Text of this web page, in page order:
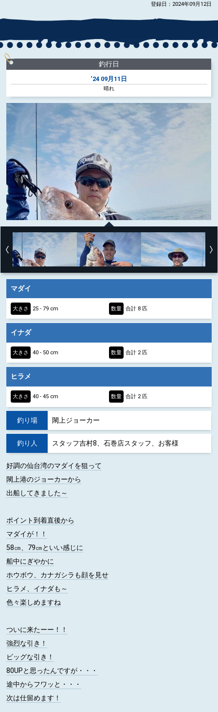
登録日：2024年09月12日
釣行日
‘24 09月11日
晴れ
マダイ
大きさ 25 - 79 cm 数量 合計 8 匹
イナダ
大きさ 40 - 50 cm 数量 合計 2 匹
ヒラメ
大きさ 40 - 45 cm 数量 合計 2 匹
釣り場 閖上ジョーカー
釣り人 スタッフ吉村8、石巻店スタッフ、お客様
好調の仙台湾のマダイを狙って
閖上港のジョーカーから
出船してきました～
ポイント到着直後から
マダイが！！
58㎝、79㎝といい感じに
船中にぎやかに
ホウボウ、カナガシラも顔を見せ
ヒラメ、イナダも～
色々楽しめますね
ついに来たーー！！
強烈な引き！
ビッグな引き！
80UPと思ったんですが・・・
途中からフワッと・・・
次は仕留めます！